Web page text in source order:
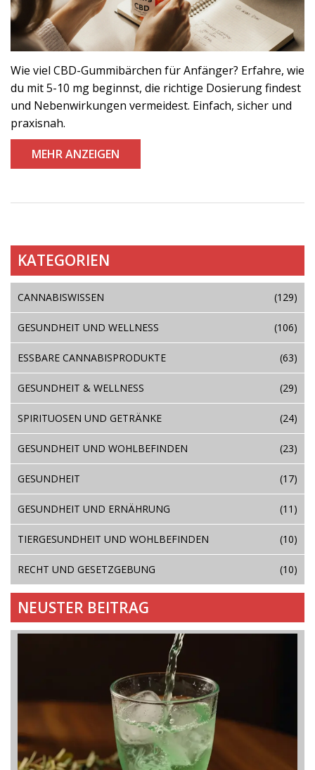
Wie viel CBD-Gummibärchen für Anfänger? Erfahre, wie
du mit 5-10 mg beginnst, die richtige Dosierung findest
und Nebenwirkungen vermeidest. Einfach, sicher und
praxisnah.
MEHR ANZEIGEN
KATEGORIEN
CANNABISWISSEN (129)
GESUNDHEIT UND WELLNESS (106)
ESSBARE CANNABISPRODUKTE (63)
GESUNDHEIT & WELLNESS (29)
SPIRITUOSEN UND GETRÄNKE (24)
GESUNDHEIT UND WOHLBEFINDEN (23)
GESUNDHEIT (17)
GESUNDHEIT UND ERNÄHRUNG (11)
TIERGESUNDHEIT UND WOHLBEFINDEN (10)
RECHT UND GESETZGEBUNG (10)
NEUSTER BEITRAG